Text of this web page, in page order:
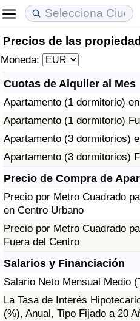
Precios de las
Moneda:
Cuotas de Alquiler al Mes
Apartamento (1 dormitorio)
Apartamento (1 dormitorio)
Apartamento (3 dormitorios)
Apartamento (3 dormitorios)
Precio de Compra de
Precio por Metro Cuadrado
en Centro Urbano
Precio por Metro Cuadrado
Fuera del Centro
Salarios y Financiación
Salario Neto Mensual Medio
La Tasa de Interés
(%), Anual, Tipo Fijado a 20
Coste de vida
Índice de Costo de Vida
Índice de Costo de Vida
Índice de costo de vida por
Precios de las propiedades
Índice de Precios de
Índice de Precios de
Índice de Precios de
Calidad de Vida
Índice de Calidad de Vida
Índice de Calidad de Vida
Índice de calidad de vida
Calificación del Índice de
(Actual)
Índice de Criminalidad
Índice de criminalidad por
Sanidad